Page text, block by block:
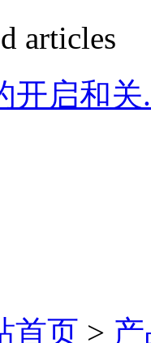
articles
开启和关
首页 >